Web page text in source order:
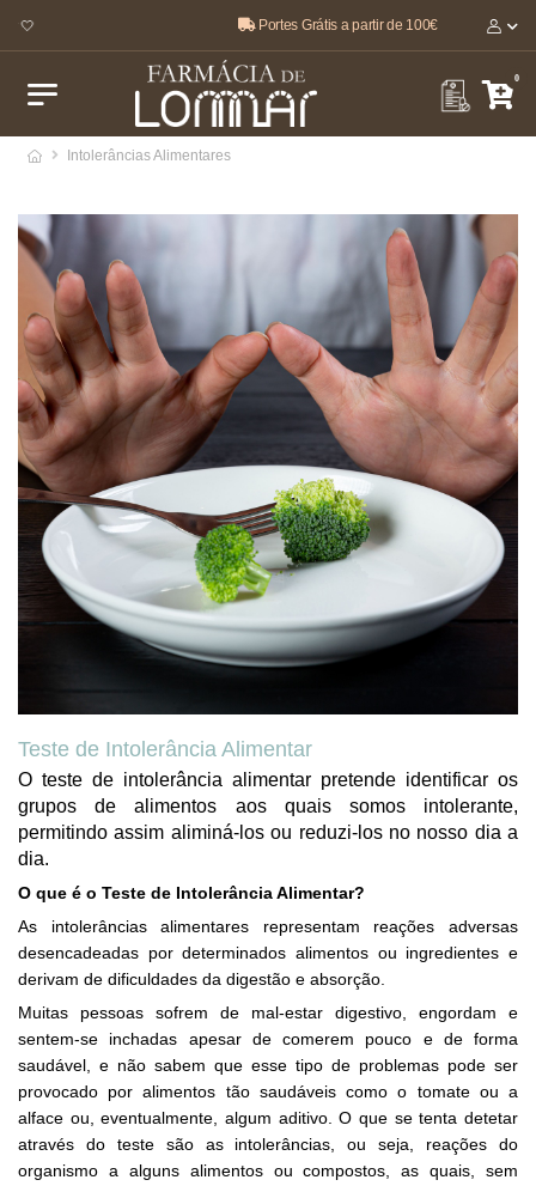
Portes Grátis a partir de 100€
0
Intolerâncias Alimentares
Teste de Intolerância Alimentar
O teste de intolerância alimentar pretende identificar os
grupos de alimentos aos quais somos intolerante,
permitindo assim aliminá-los ou reduzi-los no nosso dia a
dia.
O que é o Teste de Intolerância Alimentar?
As intolerâncias alimentares representam reações adversas
desencadeadas por determinados alimentos ou ingredientes e
derivam de dificuldades da digestão e absorção.
Muitas pessoas sofrem de mal-estar digestivo, engordam e
sentem-se inchadas apesar de comerem pouco e de forma
saudável, e não sabem que esse tipo de problemas pode ser
provocado por alimentos tão saudáveis como o tomate ou a
alface ou, eventualmente, algum aditivo. O que se tenta detetar
através do teste são as intolerâncias, ou seja, reações do
organismo a alguns alimentos ou compostos, as quais, sem